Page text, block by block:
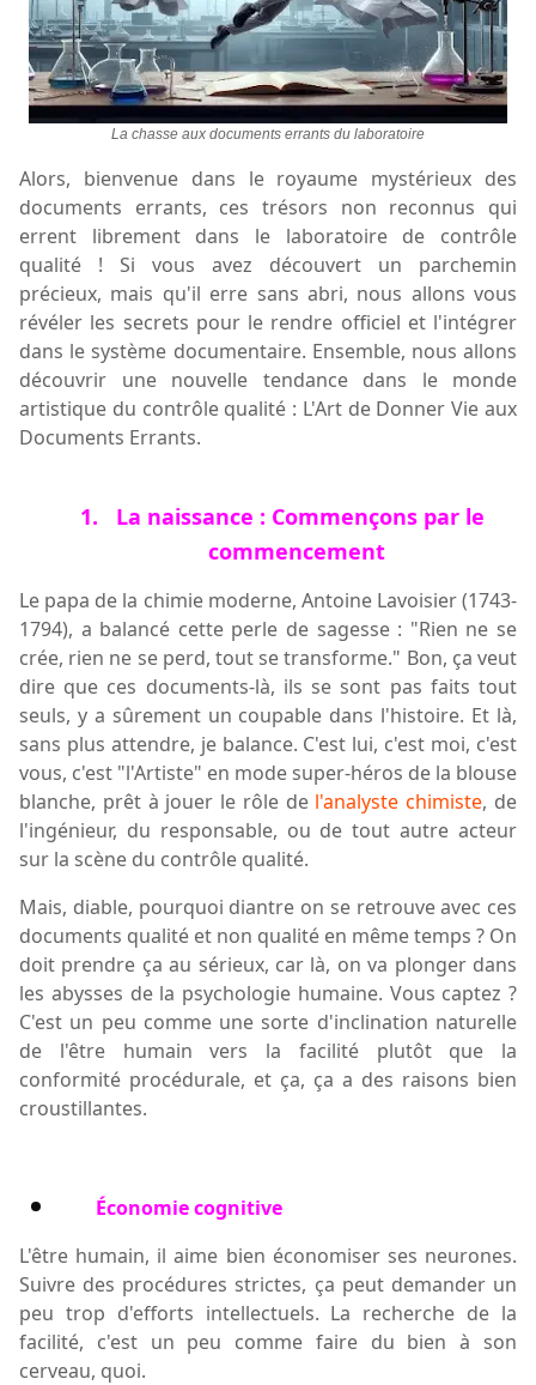
La chasse aux documents errants du laboratoire
Alors, bienvenue dans le royaume mystérieux des
documents errants, ces trésors non reconnus qui
errent librement dans le laboratoire de contrôle
qualité ! Si vous avez découvert un parchemin
précieux, mais qu'il erre sans abri, nous allons vous
révéler les secrets pour le rendre officiel et l'intégrer
dans le système documentaire. Ensemble, nous allons
découvrir une nouvelle tendance dans le monde
artistique du contrôle qualité : L'Art de Donner Vie aux
Documents Errants.
1.
La naissance : Commençons par le
commencement
Le papa de la chimie moderne, Antoine Lavoisier (1743-
1794), a balancé cette perle de sagesse : "Rien ne se
crée, rien ne se perd, tout se transforme." Bon, ça veut
dire que ces documents-là, ils se sont pas faits tout
seuls, y a sûrement un coupable dans l'histoire. Et là,
sans plus attendre, je balance. C'est lui, c'est moi, c'est
vous, c'est "l'Artiste" en mode super-héros de la blouse
blanche, prêt à jouer le rôle de l'analyste chimiste, de
l'ingénieur, du responsable, ou de tout autre acteur
sur la scène du contrôle qualité.
Mais, diable, pourquoi diantre on se retrouve avec ces
documents qualité et non qualité en même temps ? On
doit prendre ça au sérieux, car là, on va plonger dans
les abysses de la psychologie humaine. Vous captez ?
C'est un peu comme une sorte d'inclination naturelle
de l'être humain vers la facilité plutôt que la
conformité procédurale, et ça, ça a des raisons bien
croustillantes.
Économie cognitive
L'être humain, il aime bien économiser ses neurones.
Suivre des procédures strictes, ça peut demander un
peu trop d'efforts intellectuels. La recherche de la
facilité, c'est un peu comme faire du bien à son
cerveau, quoi.